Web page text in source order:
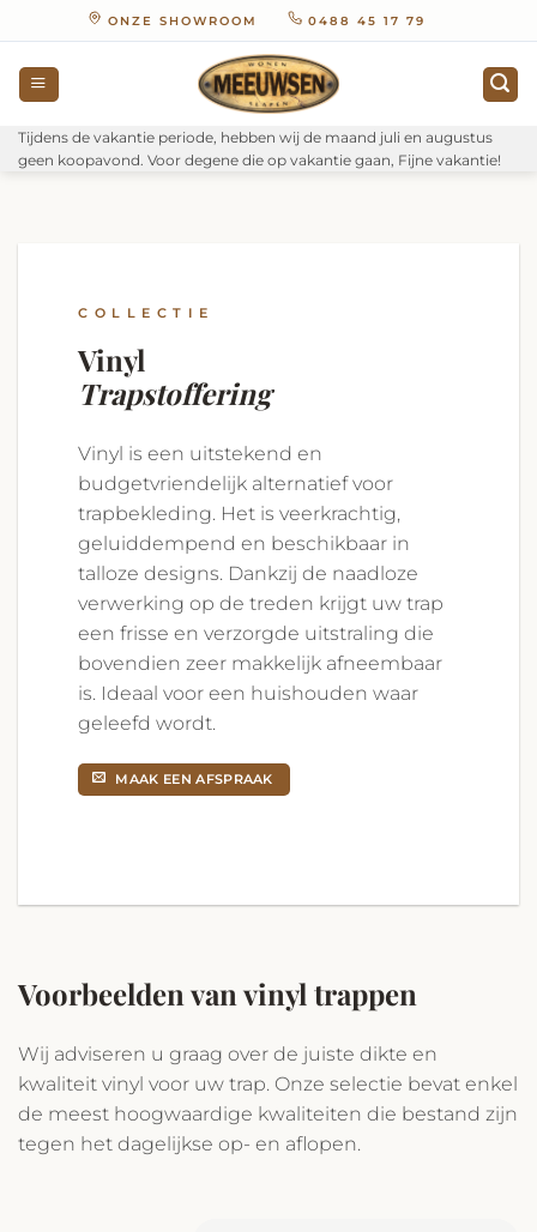
naar
inhoud
ONZE SHOWROOM 0488 45 17 79
Tijdens de vakantie periode, hebben wij de maand juli en augustus
geen koopavond. Voor degene die op vakantie gaan, Fijne vakantie!
COLLECTIE
Vinyl
Trapstoffering
Vinyl is een uitstekend en
budgetvriendelijk alternatief voor
trapbekleding. Het is veerkrachtig,
geluiddempend en beschikbaar in
talloze designs. Dankzij de naadloze
verwerking op de treden krijgt uw trap
een frisse en verzorgde uitstraling die
bovendien zeer makkelijk afneembaar
is. Ideaal voor een huishouden waar
geleefd wordt.
MAAK EEN AFSPRAAK
Voorbeelden van vinyl trappen
Wij adviseren u graag over de juiste dikte en
kwaliteit vinyl voor uw trap. Onze selectie bevat enkel
de meest hoogwaardige kwaliteiten die bestand zijn
tegen het dagelijkse op- en aflopen.